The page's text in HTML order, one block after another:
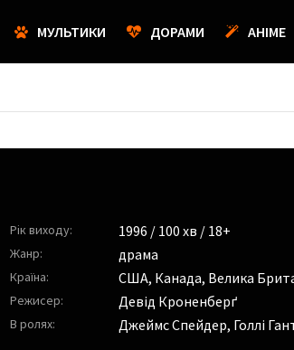
МУЛЬТИКИ ДОРАМИ АНІМЕ
Рік виходу: 1996 / 100 хв / 18+
Жанр: драма
Країна: США, Канада, Велика
Режисер: Девід Кроненберґ
В ролях: Джеймс Спейдер, Голлі